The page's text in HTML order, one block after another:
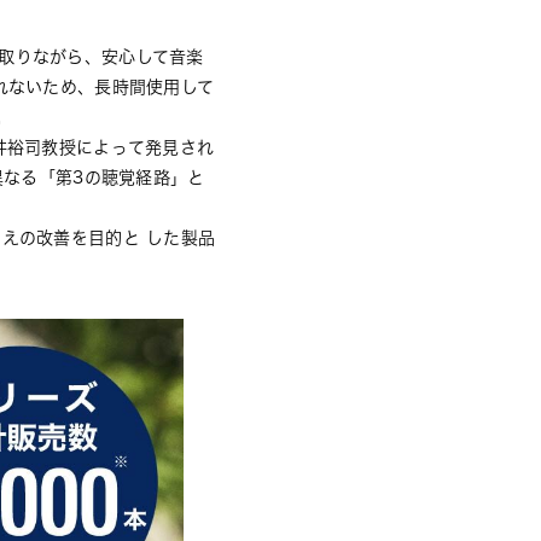
りながら、安心して音楽
ないため、長時間使用して
司教授によって発見され
る「第3の聴覚経路」と
の改善を目的と した製品